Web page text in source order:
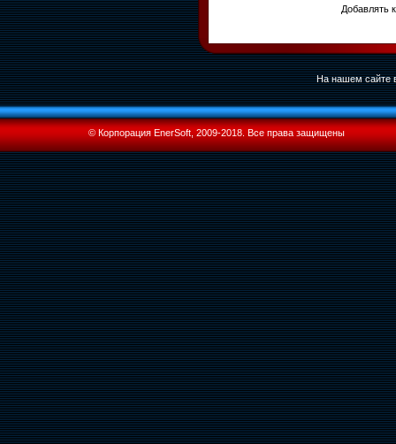
Добавлять
На нашем сайте
© Корпорация EnerSoft, 2009-2018. Все права защищены